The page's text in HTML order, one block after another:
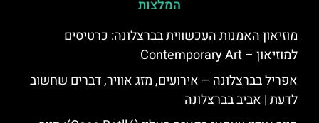
המלצות
מוזיאון האמנות העכשווית בברצלונה: כרטיסים
למוזיאון – Contemporary Art
אפריל בברצלונה – אירועים, מזג אוויר, דברים שחשוב
לדעת | אביב בברצלונה